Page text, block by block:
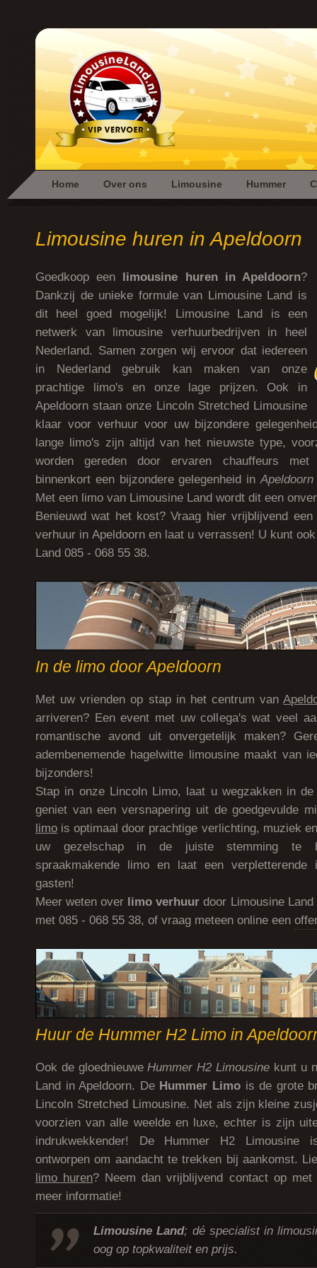
Home Over ons Limousine Hummer
Limousine huren in Apeldoorn
Goedkoop een limousine huren in Apeldoorn?
Dankzij de unieke formule van Limousine Land is
dit heel goed mogelijk! Limousine Land is een
netwerk van limousine verhuurbedrijven in heel
Nederland. Samen zorgen wij ervoor dat iedereen
in Nederland gebruik kan maken van onze
prachtige limo's en onze lage prijzen. Ook in
Apeldoorn staan onze Lincoln Stretched Limousine
klaar voor verhuur voor uw bijzondere
lange limo's zijn altijd van het nieuwste type,
worden gereden door ervaren chauffeurs
binnenkort een bijzondere gelegenheid inApeldoorn
Met een limo van Limousine Land wordt dit een
Benieuwd wat het kost? Vraag hier vrijblijvend een
verhuur in Apeldoorn en laat u verrassen! U kunt
Land 085 - 068 55 38.
In de limo door Apeldoorn
Met uw vrienden op stap in het centrum van
arriveren? Een event met uw collega's wat veel
romantische avond uit onvergetelijk maken?
adembenemende hagelwitte limousine maakt van
bijzonders!
Stap in onze Lincoln Limo, laat u wegzakken in de
geniet van een versnapering uit de goedgevulde
limo is optimaal door prachtige verlichting, muziek
uw gezelschap in de juiste stemming te
spraakmakende limo en laat een
gasten!
Meer weten over limo verhuur door Limousine
met 085 - 068 55 38, of vraag meteen online een
Huur de Hummer H2 Limo in
Ook de gloednieuweHummer H2 Limousine kunt u
Land in Apeldoorn. De Hummer Limois de grote
Lincoln Stretched Limousine. Net als zijn kleine
voorzien van alle weelde en luxe, echter is zijn
indrukwekkender! De Hummer H2 Limousine
ontworpen om aandacht te trekken bij aankomst.
limo huren? Neem dan vrijblijvend contact op met
meer informatie!
Limousine Land; dé specialist in
oog op topkwaliteit en prijs.